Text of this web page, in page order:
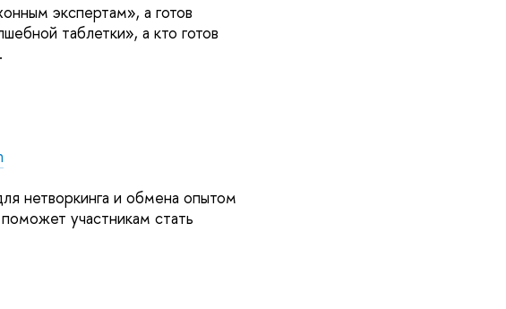
экспертам», а готов
таблетки», а кто готов
нетворкинга и обмена опытом
участникам стать